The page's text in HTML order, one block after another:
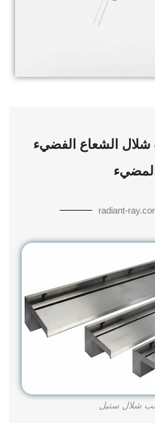
الشعاع الفضيء
المضيء
radiant-
شلال ستيل